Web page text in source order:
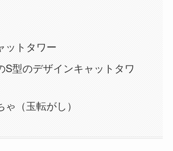
ットタワー
S型のデザインキャットタワ
（玉転がし）